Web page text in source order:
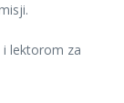
lektorom za